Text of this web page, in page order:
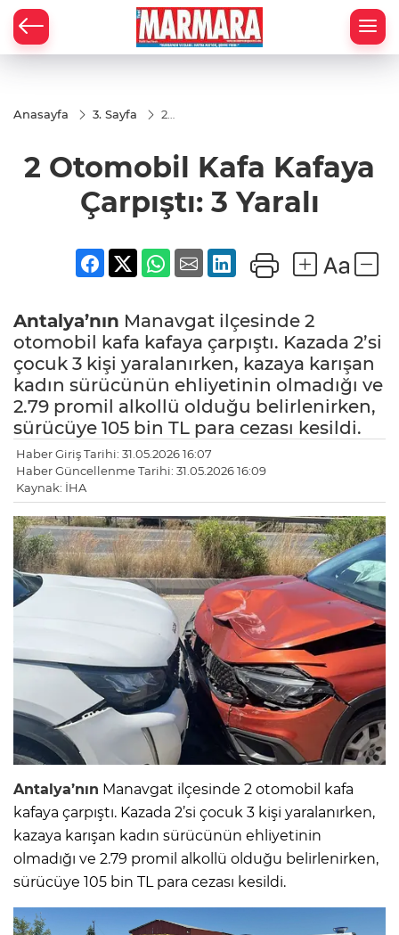
Anasayfa 3. Sayfa
2
Kafaya
Çarpıştı: 3
2 Otomobil Kafa Kafaya
Çarpıştı: 3 Yaralı
Antalya’nın Manavgat ilçesinde 2
otomobil kafa kafaya çarpıştı. Kazada 2’si
çocuk 3 kişi yaralanırken, kazaya karışan
kadın sürücünün ehliyetinin olmadığı ve
2.79 promil alkollü olduğu belirlenirken,
sürücüye 105 bin TL para cezası kesildi.
Haber Giriş Tarihi: 31.05.2026 16:07
Haber Güncellenme Tarihi: 31.05.2026 16:09
Kaynak: İHA
Antalya’nın Manavgat ilçesinde 2 otomobil kafa
kafaya çarpıştı. Kazada 2’si çocuk 3 kişi yaralanırken,
kazaya karışan kadın sürücünün ehliyetinin
olmadığı ve 2.79 promil alkollü olduğu belirlenirken,
sürücüye 105 bin TL para cezası kesildi.